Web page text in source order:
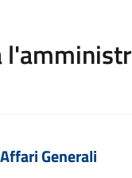
Generali